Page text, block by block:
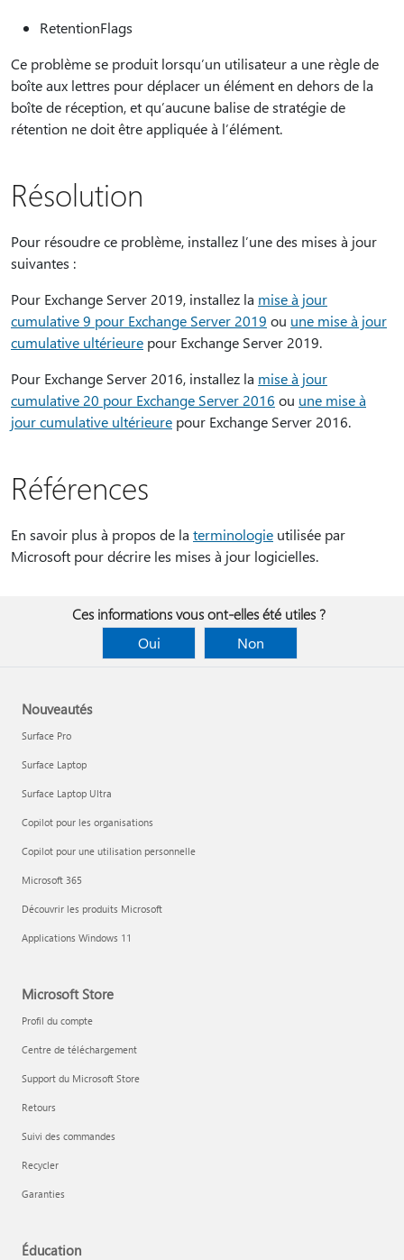
RetentionFlags
Ce problème se produit lorsqu’un utilisateur a une règle de
boîte aux lettres pour déplacer un élément en dehors de la
boîte de réception, et qu’aucune balise de stratégie de
rétention ne doit être appliquée à l’élément.
Résolution
Pour résoudre ce problème, installez l’une des mises à jour
suivantes :
Pour Exchange Server 2019, installez la mise à jour
cumulative 9 pour Exchange Server 2019 ou une mise à jour
cumulative ultérieure pour Exchange Server 2019.
Pour Exchange Server 2016, installez la mise à jour
cumulative 20 pour Exchange Server 2016 ou une mise à
jour cumulative ultérieure pour Exchange Server 2016.
Références
En savoir plus à propos de la terminologie utilisée par
Microsoft pour décrire les mises à jour logicielles.
Ces informations vous ont-elles été utiles ?
Oui
Non
Nouveautés
Surface Pro
Surface Laptop
Surface Laptop Ultra
Copilot pour les organisations
Copilot pour une utilisation personnelle
Microsoft 365
Découvrir les produits Microsoft
Applications Windows 11
Microsoft Store
Profil du compte
Centre de téléchargement
Support du Microsoft Store
Retours
Suivi des commandes
Recycler
Garanties
Éducation